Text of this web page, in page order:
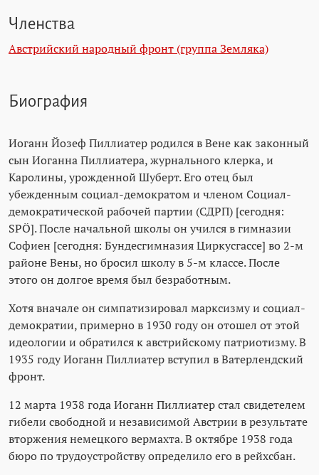
Членства
Австрийский народный фронт (группа Земляка)
Биография
Иоганн Йозеф Пиллиатер родился в Вене как законный
сын Иоганна Пиллиатера, журнального клерка, и
Каролины, урожденной Шуберт. Его отец был
убежденным социал-демократом и членом Социал-
демократической рабочей партии (СДРП) [сегодня:
SPÖ]. После начальной школы он учился в гимназии
Софиен [сегодня: Бундесгимназия Циркусгассе] во 2-м
районе Вены, но бросил школу в 5-м классе. После
этого он долгое время был безработным.
Хотя вначале он симпатизировал марксизму и социал-
демократии, примерно в 1930 году он отошел от этой
идеологии и обратился к австрийскому патриотизму. В
1935 году Иоганн Пиллиатер вступил в Ватерлендский
фронт.
12 марта 1938 года Иоганн Пиллиатер стал свидетелем
гибели свободной и независимой Австрии в результате
вторжения немецкого вермахта. В октябре 1938 года
бюро по трудоустройству определило его в рейхсбан.